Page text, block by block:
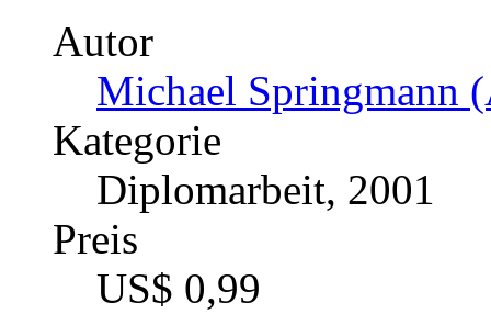
Autor
Michael Springmann
Kategorie
Diplomarbeit, 2001
Preis
US$ 0,99